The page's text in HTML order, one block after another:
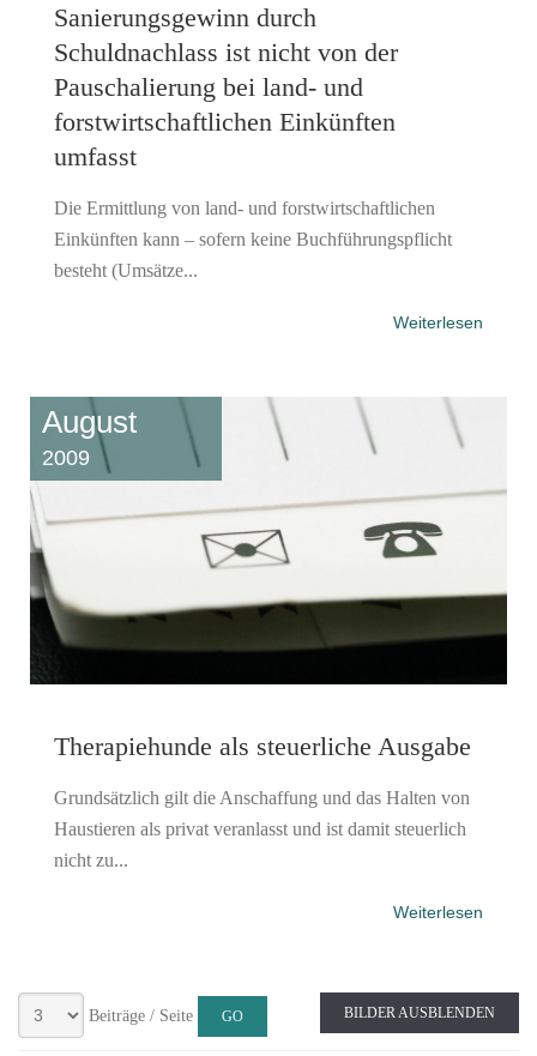
Sanierungsgewinn durch
Schuldnachlass ist nicht von der
Pauschalierung bei land- und
forstwirtschaftlichen Einkünften
umfasst
Die Ermittlung von land- und forstwirtschaftlichen
Einkünften kann – sofern keine Buchführungspflicht
besteht (Umsätze...
Weiterlesen
August
2009
Therapiehunde als steuerliche Ausgabe
Grundsätzlich gilt die Anschaffung und das Halten von
Haustieren als privat veranlasst und ist damit steuerlich
nicht zu...
Weiterlesen
Beiträge / Seite BILDER AUSBLENDEN